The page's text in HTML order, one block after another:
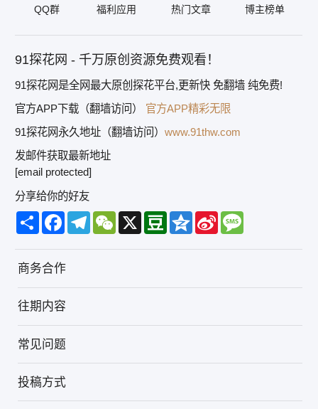
QQ群 福利应用 热门文章 博主榜单
91探花网 - 千万原创资源免费观看！
91探花网是全网最大原创探花平台,更新快 免翻墙 纯免费!
官方APP下载（翻墙访问）
官方APP精彩无限
91探花网永久地址（翻墙访问） www.91thw.com
发邮件获取最新地址
[email protected]
分享给你的好友
Share FacebookTelegramWeChat
X DoubanQzoneSina
Weibo
Message
商务合作
往期内容
常见问题
投稿方式